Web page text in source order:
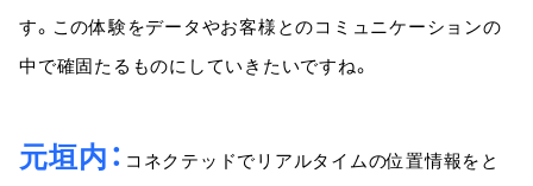
す。この体験をデータやお客様とのコミュニケーションの
中で確固たるものにしていきたいですね。
元垣内 コネクテッドでリアルタイムの位置情報をと